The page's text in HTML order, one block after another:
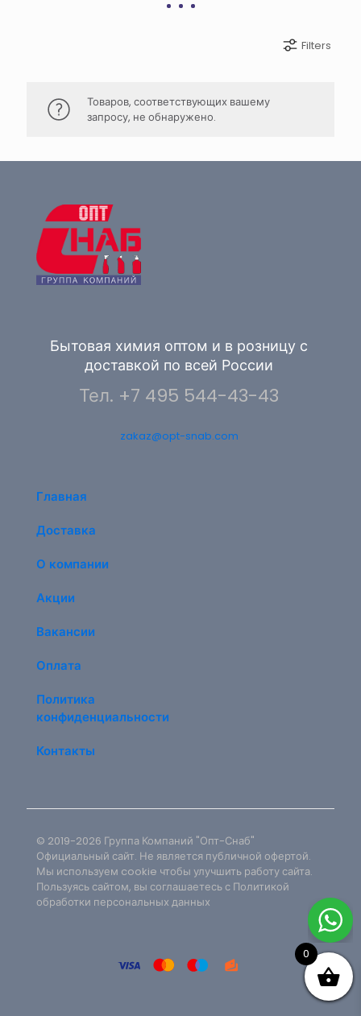
Filters
Товаров, соответствующих вашему
запросу, не обнаружено.
Бытовая химия оптом и в розницу с
доставкой по всей России
Тел. +7 495 544-43-43
zakaz@opt-snab.com
Главная
Доставка
О компании
Акции
Вакансии
Оплата
Политика
конфиденциальности
Контакты
© 2019-2026 Группа Компаний "Опт-Снаб"
Официальный сайт. Не является публичной офертой.
Мы используем cookie чтобы улучшить работу сайта.
Пользуясь сайтом, вы соглашаетесь с Политикой
обработки персональных данных
0